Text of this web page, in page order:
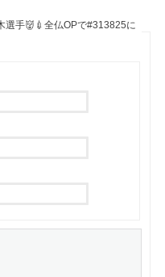
選手👹💉全仏OPで#313825に